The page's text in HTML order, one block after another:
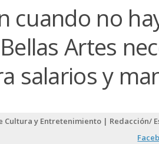
cuando no
Artes
salarios y
Cultura y Entretenimiento | Redacción/